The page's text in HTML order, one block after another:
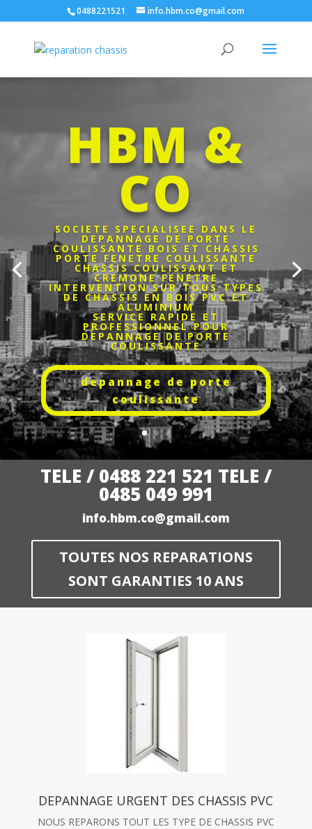
0488221521 info.hbm.co@gmail.com
HBM &
CO
SOCIETE SPECIALISEE DANS LE
DEPANNAGE DE PORTE
COULISSANTE BOIS ET CHASSIS
PORTE FENETRE COULISSANTE
CHASSIS COULISSANT ET
CREMONE FENETRE
INTERVENTION SUR TOUS TYPES
DE CHASSIS EN BOIS PVC ET
ALUMINIUM
SERVICE RAPIDE ET
PROFESSIONNEL POUR
DEPANNAGE DE PORTE
COULISSANTE
depannage de porte
coulissante
TELE / 0488 221 521 TELE /
0485 049 991
info.hbm.co@gmail.com
TOUTES NOS REPARATIONS
SONT GARANTIES 10 ANS
DEPANNAGE URGENT DES CHASSIS PVC
NOUS REPARONS TOUT LES TYPE DE CHASSIS PVC